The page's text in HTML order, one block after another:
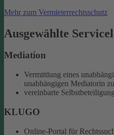
Mehr zum Vermieterrechtsschutz
Ausgewählte
Mediation
Vermittlung eines
unabhängigen Mediatorin
vereinbarte
KLUGO
Online-Portal für